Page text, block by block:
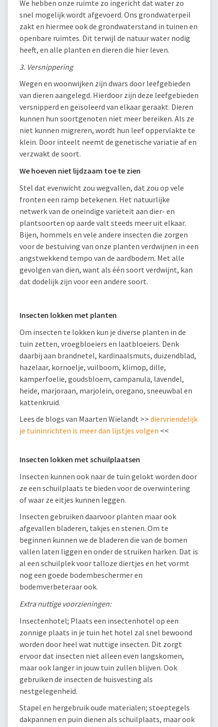
We hebben onze ruimte zo ingericht dat water zo
snel mogelijk wordt afgevoerd. Ons grondwaterpeil
zakt en hiermee ook de grondwaterstand in tuinen en
openbare ruimtes. Dit terwijl de natuur water nodig
heeft, en alle planten en dieren die hier leven.
3. Versnippering
Wegen en woonwijken zijn dwars door leefgebieden
van dieren aangelegd. Hierdoor zijn deze leefgebieden
versnipperd en geïsoleerd van elkaar geraakt. Dieren
kunnen hun soortgenoten niet meer bereiken. Als ze
niet kunnen migreren, wordt hun leef oppervlakte te
klein. Door inteelt neemt de genetische variatie af en
verzwakt de soort.
We hoeven niet lijdzaam toe te zien
Stel dat evenwicht zou wegvallen, dat zou op vele
fronten een ramp betekenen. Het natuurlijke
netwerk van de oneindige variëteit aan dier- en
plantsoorten op aarde valt steeds meer uit elkaar.
Bijen, hommels en vele andere insecten die zorgen
voor de bestuiving van onze planten verdwijnen in een
angstwekkend tempo van de aardbodem. Met alle
gevolgen van dien, want als één soort verdwijnt, kan
dat dodelijk zijn voor een andere soort.
Insecten lokken met planten
Om insecten te lokken kun je diverse planten in de
tuin zetten, vroegbloeiers en laatbloeiers. Denk
daarbij aan brandnetel, kardinaalsmuts, duizendblad,
hazelaar, kornoelje, vuilboom, klimop, dille,
kamperfoelie, goudsbloem, campanula, lavendel,
heide, marjoraan, marjolein, oregano, sneeuwbal en
kattenkruid.
Lees de blogs van Maarten Wielandt >> diervriendelijk
je tuininrichten is meer dan lijstjes volgen <<
Insecten lokken met schuilplaatsen
Insecten kunnen ook naar de tuin gelokt worden door
ze een schuilplaats te bieden voor de overwintering
of waar ze eitjes kunnen leggen.
Insecten gebruiken daarvoor planten maar ook
afgevallen bladeren, takjes en stenen. Om te
beginnen kunnen we de bladeren die van de bomen
vallen laten liggen en onder de struiken harken. Dat is
al een schuilplek voor talloze diertjes en het vormt
nog een goede bodembeschermer en
bodemverbeteraar ook.
Extra nuttige voorzieningen:
Insectenhotel; Plaats een insectenhotel op een
zonnige plaats in je tuin het hotel zal snel bewoond
worden door heel wat nuttige insecten. Dit zorgt
ervoor dat insecten niet alleen even langskomen,
maar ook langer in jouw tuin zullen blijven. Ook
gebruiken de insecten de huisvesting als
nestgelegenheid.
Stapel en hergebruik oude materialen; stoeptegels
dakpannen en puin dienen als schuilplaats, maar ook